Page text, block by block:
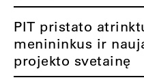
PIT pristato
menininkus ir
projekto svetainę